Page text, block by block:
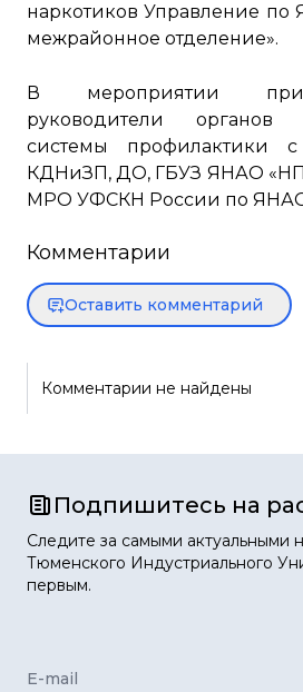
наркотиков Управление
межрайонное отделение».
В мероприятии
руководители
системы профилактики с
КДНиЗП, ДО, ГБУЗ ЯНАО
МРО УФСКН России по
Комментарии
Оставить комментарий
Комментарии не найдены
Подпишитесь на
Следите за самыми актуальными
Тюменского Индустриального
первым.
E-mail